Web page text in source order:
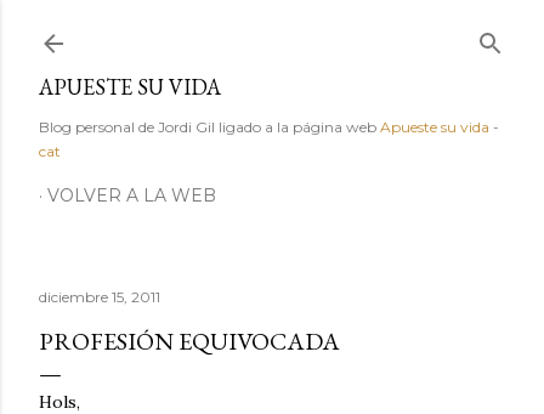
APUESTE SU VIDA
Blog personal de Jordi Gil ligado a la página web Apueste su vida -
cat
VOLVER A LA WEB
diciembre 15, 2011
PROFESIÓN EQUIVOCADA
Hols,